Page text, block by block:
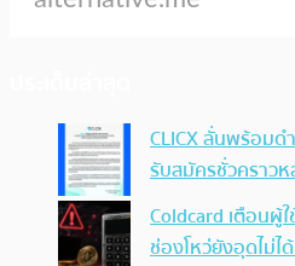
CLICX ลั่นพร้อม
รับสมัครชั่วคราว
Coldcard เตือนผู้
ช่องโหว่ยังอุดไม่ไ